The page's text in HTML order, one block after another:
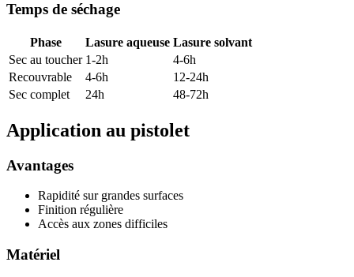
Temps de séchage
Phase Lasure aqueuse Lasure solvant
Sec au toucher 1-2h
4-6h
Recouvrable
4-6h
12-24h
Sec complet
24h 48-72h
Application au pistolet
Avantages
Rapidité sur grandes surfaces
Finition régulière
Accès aux zones difficiles
Matériel